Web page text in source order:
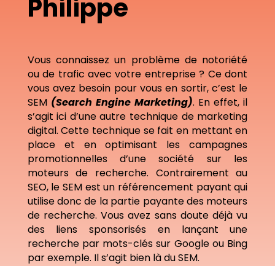
Philippe
Vous connaissez un problème de notoriété
ou de trafic avec votre entreprise ? Ce dont
vous avez besoin pour vous en sortir, c’est le
SEM (Search Engine Marketing). En effet, il
s’agit ici d’une autre technique de marketing
digital. Cette technique se fait en mettant en
place et en optimisant les campagnes
promotionnelles d’une société sur les
moteurs de recherche. Contrairement au
SEO, le SEM est un référencement payant qui
utilise donc de la partie payante des moteurs
de recherche. Vous avez sans doute déjà vu
des liens sponsorisés en lançant une
recherche par mots-clés sur Google ou Bing
par exemple. Il s’agit bien là du SEM.